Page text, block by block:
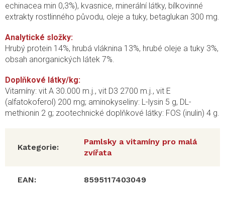
echinacea min 0,3%), kvasnice, minerální látky, bílkovinné
extrakty rostlinného původu, oleje a tuky, betaglukan 300 mg.
Analytické složky:
Hrubý protein 14%, hrubá vláknina 13%, hrubé oleje a tuky 3%,
obsah anorganických látek 7%.
Doplňkové látky/kg:
Vitamíny: vit A 30.000 m.j., vit D3 2700 m.j., vit E
(alfatokoferol) 200 mg; aminokyseliny: L-lysin 5 g, DL-
methionin 2 g; zootechnické doplňkové látky: FOS (inulin) 4 g.
Kategorie:
Pamlsky a vitamíny pro malá
zvířata
EAN: 8595117403049